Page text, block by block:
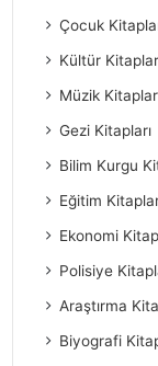
Çocuk
Kültür
Müzik
Gezi Kitapları
Bilim Kurgu
Eğitim
Ekonomi
Polisiye
Araştırma
Biyografi